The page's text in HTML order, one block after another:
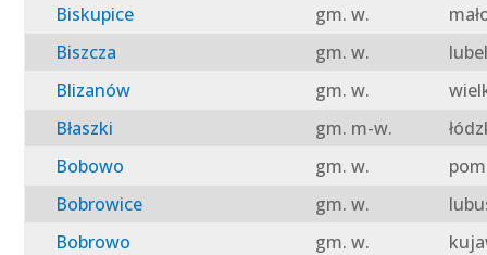
Biskupice
gm. w.
Biszcza
gm. w.
Blizanów
gm. w.
Błaszki
gm. m-w.
Bobowo
gm. w.
Bobrowice
gm. w.
Bobrowo
gm. w.